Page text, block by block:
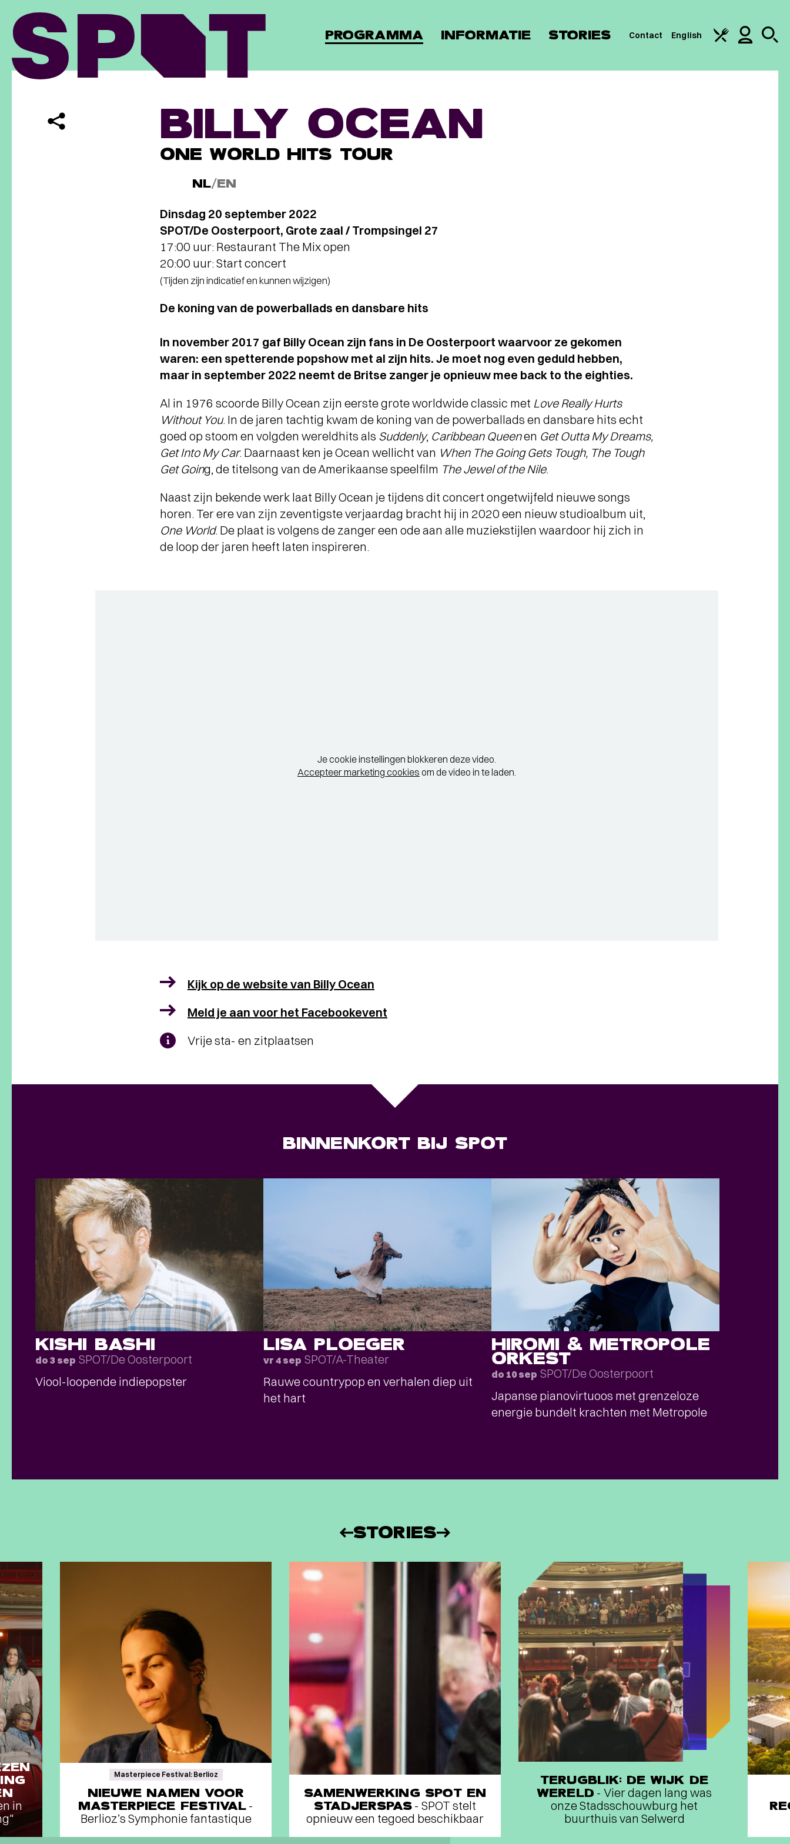
PROGRAMMA INFORMATIE STORIES Contact English
BILLY OCEAN
ONE WORLD HITS TOUR
NL/EN
Dinsdag 20 september 2022
SPOT/De Oosterpoort, Grote zaal / Trompsingel 27
17:00 uur: Restaurant The Mix open
20:00 uur: Start concert
(Tijden zijn indicatief en kunnen wijzigen)
De koning van de powerballads en dansbare hits
In november 2017 gaf Billy Ocean zijn fans in De Oosterpoort waarvoor ze gekomen
waren: een spetterende popshow met al zijn hits. Je moet nog even geduld hebben,
maar in september 2022 neemt de Britse zanger je opnieuw mee back to the eighties.
Al in 1976 scoorde Billy Ocean zijn eerste grote worldwide classic met Love Really Hurts
Without You. In de jaren tachtig kwam de koning van de powerballads en dansbare hits echt
goed op stoom en volgden wereldhits als Suddenly, Caribbean Queenen Get Outta My Dreams,
Get Into My Car. Daarnaast ken je Ocean wellicht van When The Going Gets Tough, The Tough
Get Going, de titelsong van de Amerikaanse speelfilm The Jewel of the Nile.
Naast zijn bekende werk laat Billy Ocean je tijdens dit concert ongetwijfeld nieuwe songs
horen. Ter ere van zijn zeventigste verjaardag bracht hij in 2020 een nieuw studioalbum uit,
One World. De plaat is volgens de zanger een ode aan alle muziekstijlen waardoor hij zich in
de loop der jaren heeft laten inspireren.
Je cookie instellingen blokkeren deze video.
Accepteer marketing cookies om de video in te laden.
Kijk op de website van Billy Ocean
Meld je aan voor het Facebookevent
Vrije sta- en zitplaatsen
BINNENKORT BIJ SPOT
KISHI BASHI
do 3 sep SPOT/De Oosterpoort
Viool-loopende indiepopster
LISA PLOEGER
vr 4 sep SPOT/A-Theater
Rauwe countrypop en verhalen diep uit
het hart
HIROMI & METROPOLE
ORKEST
do 10 sep SPOT/De Oosterpoort
Japanse pianovirtuoos met grenzeloze
energie bundelt krachten met Metropole
STORIES
in
Masterpiece Festival: Berlioz
NIEUWE NAMEN VOOR
MASTERPIECE FESTIVAL -
Berlioz’s Symphonie fantastique
SAMENWERKING SPOT EN
STADJERSPAS - SPOT stelt
opnieuw een tegoed beschikbaar
TERUGBLIK: DE WIJK DE
WERELD - Vier dagen lang was
onze Stadsschouwburg het
buurthuis van Selwerd